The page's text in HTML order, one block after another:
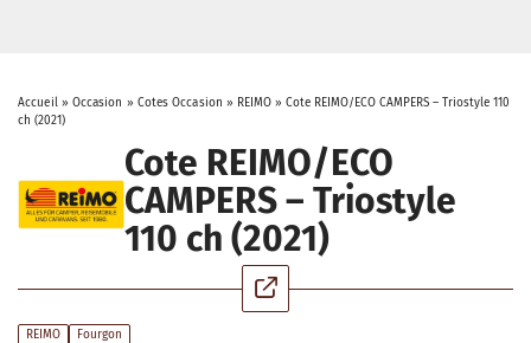
Accueil» Occasion » Cotes Occasion » REIMO »Cote REIMO/ECO CAMPERS – Triostyle 110
ch (2021)
Cote REIMO/ECO
CAMPERS – Triostyle
110 ch (2021)
REIMO Fourgon